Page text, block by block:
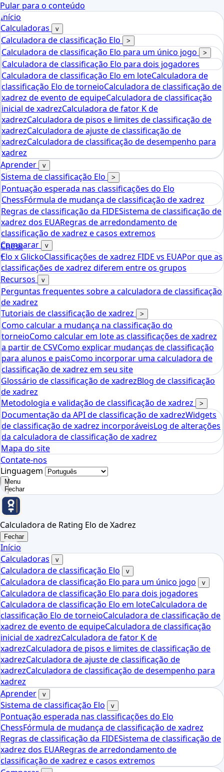
Pular para o conteúdo
Chess
tools
Calculadora de Rating Elo de Xadrez
Início
Calculadoras
v
Calculadora de classificação Elo >
Calculadora de classificação Elo para um único jogo >
Calculadora de classificação Elo para dois jogadores
Calculadora de classificação Elo em loteCalculadora de
classificação Elo de torneioCalculadora de classificação de
xadrez de evento de equipeCalculadora de classificação
inicial de xadrezCalculadora de fator K de
xadrezCalculadora de pisos e limites de classificação de
xadrezCalculadora de ajuste de classificação de
xadrezCalculadora de classificação de desempenho para
xadrez
Aprender
v
Sistema de classificação Elo >
Pontuação esperada nas classificações do Elo
ChessFórmula de mudança de classificação de xadrez
Regras de classificação da FIDESistema de classificação de
xadrez dos EUARegras de arredondamento de
classificação de xadrez e casos extremos
Comparar
v
Elo x GlickoClassificações de xadrez FIDE vs EUAPor que as
classificações de xadrez diferem entre os grupos
Recursos
v
Perguntas frequentes sobre a calculadora de classificação
de xadrez
Tutoriais de classificação de xadrez
>
Como calcular a mudança na classificação do
torneioComo calcular em lote as classificações de xadrez
a partir de CSVComo explicar mudanças de classificação
para alunos e paisComo incorporar uma calculadora de
classificação de xadrez em seu site
Glossário de classificação de xadrezBlog de classificação
de xadrez
Metodologia e validação de classificação de xadrez
>
Documentação da API de classificação de xadrezWidgets
de classificação de xadrez incorporáveisLog de alterações
da calculadora de classificação de xadrez
Mapa do site
Contate-nos
Linguagem
Menu
Fechar
Calculadora de Rating Elo de Xadrez
Fechar
Início
Calculadoras
v
Calculadora de classificação Elo v
Calculadora de classificação Elo para um único jogo v
Calculadora de classificação Elo para dois jogadores
Calculadora de classificação Elo em loteCalculadora de
classificação Elo de torneioCalculadora de classificação de
xadrez de evento de equipeCalculadora de classificação
inicial de xadrezCalculadora de fator K de
xadrezCalculadora de pisos e limites de classificação de
xadrezCalculadora de ajuste de classificação de
xadrezCalculadora de classificação de desempenho para
xadrez
Aprender
v
Sistema de classificação Elo v
Pontuação esperada nas classificações do Elo
ChessFórmula de mudança de classificação de xadrez
Regras de classificação da FIDESistema de classificação de
xadrez dos EUARegras de arredondamento de
classificação de xadrez e casos extremos